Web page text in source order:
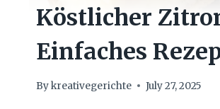
Köstlicher
Einfaches
Bykreativegerichte July 27, 2025